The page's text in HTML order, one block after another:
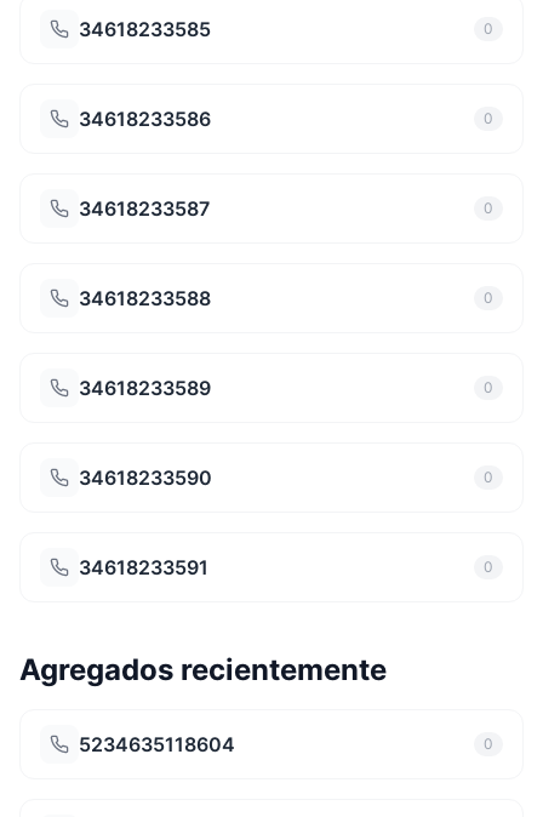
34618233585 0
34618233586 0
34618233587 0
34618233588 0
34618233589 0
34618233590 0
34618233591 0
Agregados recientemente
5234635118604 0